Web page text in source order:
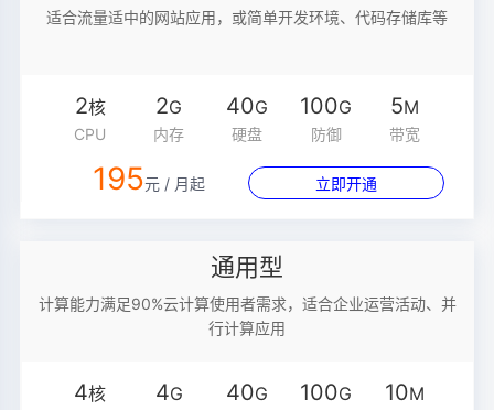
适合流量适中的网站应用，或简单开发环境、代码存储库等
2核
CPU
2G
内存
40G
硬盘
100G
防御
5M
带宽
195元 / 月起 立即开通
通用型
计算能力满足90%云计算使用者需求，适合企业运营活动、并
行计算应用
4核 4G 40G 100G 10M